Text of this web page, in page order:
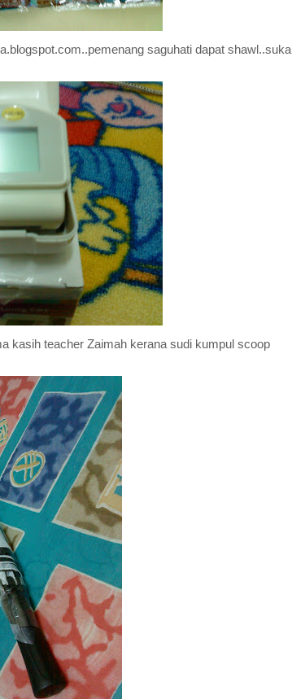
saguhati dapat shawl..suka
kasih teacher Zaimah kerana sudi kumpul scoop